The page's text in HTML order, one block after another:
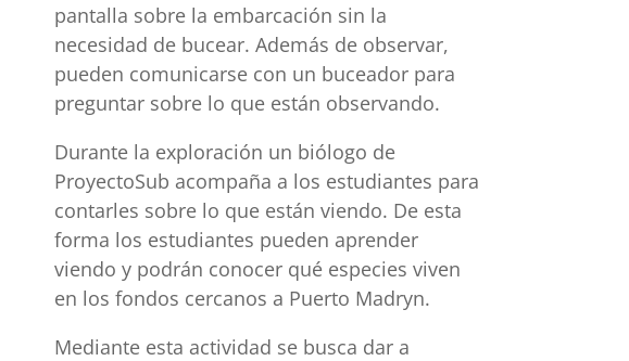
pantalla sobre la embarcación sin la
necesidad de bucear. Además de observar,
pueden comunicarse con un buceador para
preguntar sobre lo que están observando.
Durante la exploración un biólogo de
ProyectoSub acompaña a los estudiantes para
contarles sobre lo que están viendo. De esta
forma los estudiantes pueden aprender
viendo y podrán conocer qué especies viven
en los fondos cercanos a Puerto Madryn.
Mediante esta actividad se busca dar a